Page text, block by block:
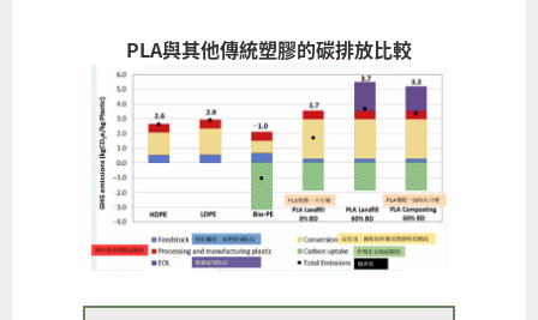
PLA與其他傳統塑膠的碳排放比較